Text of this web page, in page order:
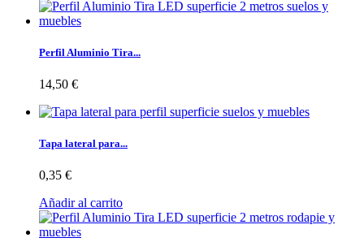
Perfil Aluminio Tira...
14,50 €
Tapa lateral para...
0,35 €
Añadir al carrito